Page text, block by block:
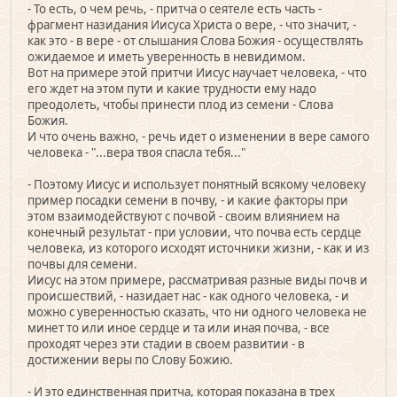
- То есть, о чем речь, - притча о сеятеле есть часть -
фрагмент назидания Иисуса Христа о вере, - что значит, -
как это - в вере - от слышания Слова Божия - осуществлять
ожидаемое и иметь уверенность в невидимом.
Вот на примере этой притчи Иисус научает человека, - что
его ждет на этом пути и какие трудности ему надо
преодолеть, чтобы принести плод из семени - Слова
Божия.
И что очень важно, - речь идет о изменении в вере самого
человека - "...вера твоя спасла тебя..."
- Поэтому Иисус и использует понятный всякому человеку
пример посадки семени в почву, - и какие факторы при
этом взаимодействуют с почвой - своим влиянием на
конечный результат - при условии, что почва есть сердце
человека, из которого исходят источники жизни, - как и из
почвы для семени.
Иисус на этом примере, рассматривая разные виды почв и
происшествий, - назидает нас - как одного человека, - и
можно с уверенностью сказать, что ни одного человека не
минет то или иное сердце и та или иная почва, - все
проходят через эти стадии в своем развитии - в
достижении веры по Слову Божию.
- И это единственная притча, которая показана в трех